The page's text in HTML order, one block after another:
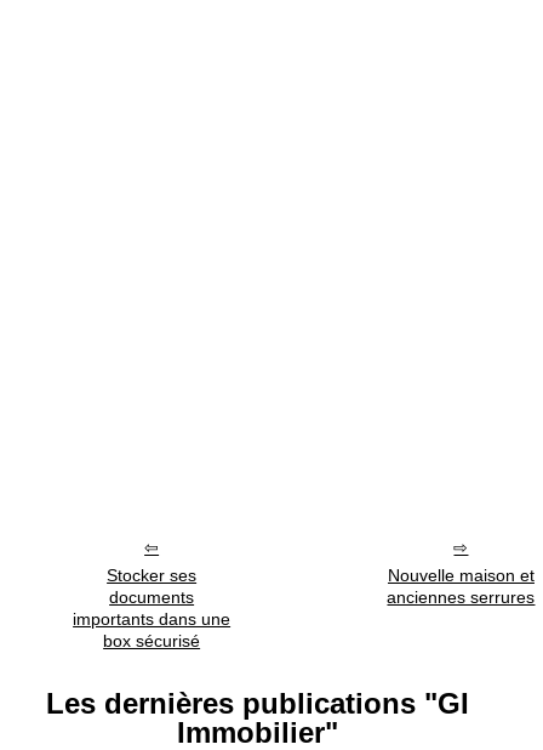
Stocker ses
documents
importants dans une
box sécurisé
Nouvelle maison et
anciennes serrures
Les dernières publications "GI
Immobilier"